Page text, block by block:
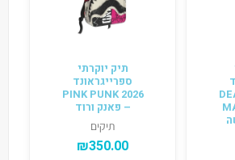
תיק יוקרתי
ספרייגראונד
2026 PINK PUNK
– פאנק ורוד
תיקים
₪350.00